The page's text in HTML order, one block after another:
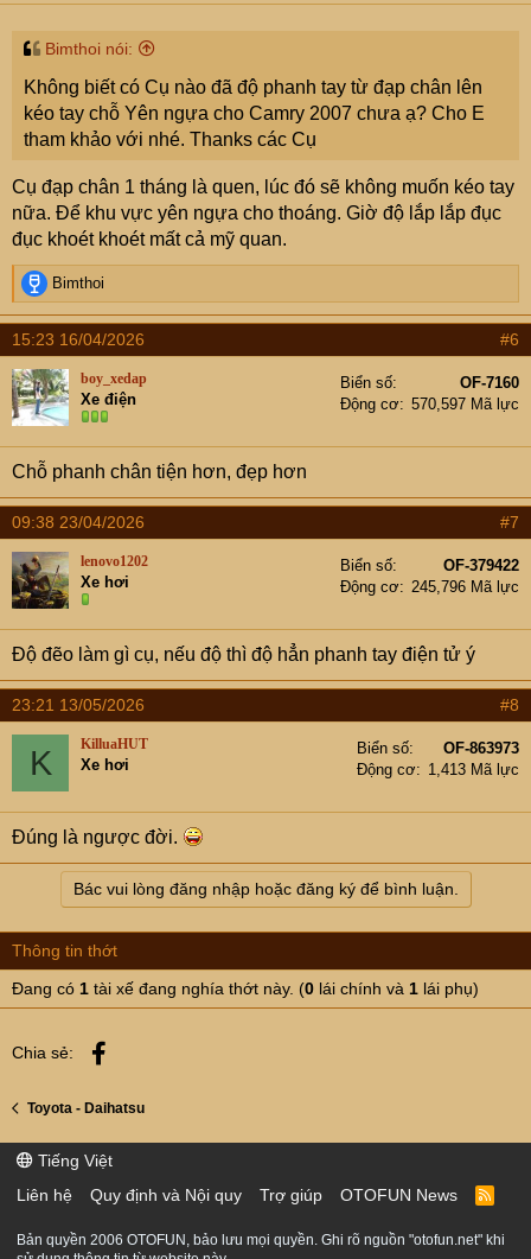
s
Bimthoi nói:
Không biết có Cụ nào đã độ phanh tay từ đạp chân lên
kéo tay chỗ Yên ngựa cho Camry 2007 chưa ạ? Cho E
tham khảo với nhé. Thanks các Cụ
Cụ đạp chân 1 tháng là quen, lúc đó sẽ không muốn kéo tay
nữa. Để khu vực yên ngựa cho thoáng. Giờ độ lắp lắp đục
đục khoét khoét mất cả mỹ quan.
R
e
a
c
t
i
o
n
s
:
Bimthoi
15:23 16/04/2026 #6
boy_xedap
Xe điện
Biển số
OF-7160
Động cơ
570,597 Mã lực
Chỗ phanh chân tiện hơn, đẹp hơn
09:38 23/04/2026 #7
lenovo1202
Xe hơi
Biển số
OF-379422
Động cơ
245,796 Mã lực
Độ đẽo làm gì cụ, nếu độ thì độ hẳn phanh tay điện tử ý
23:21 13/05/2026 #8
K KilluaHUT
Xe hơi
Biển số
OF-863973
Động cơ
1,413 Mã lực
Đúng là ngược đời.
Bác vui lòng đăng nhập hoặc đăng ký để bình luận.
Thông tin thớt
Đang có 1 tài xế đang nghía thớt này. (0 lái chính và 1 lái phụ)
Chia sẻ:
Toyota - Daihatsu
Tiếng Việt
Liên hệ
Quy định và Nội quy Trợ giúp OTOFUN News
R
S
Bản quyền 2006 OTOFUN, bảo lưu mọi quyền. Ghi rõ nguồn "otofun.net" khi